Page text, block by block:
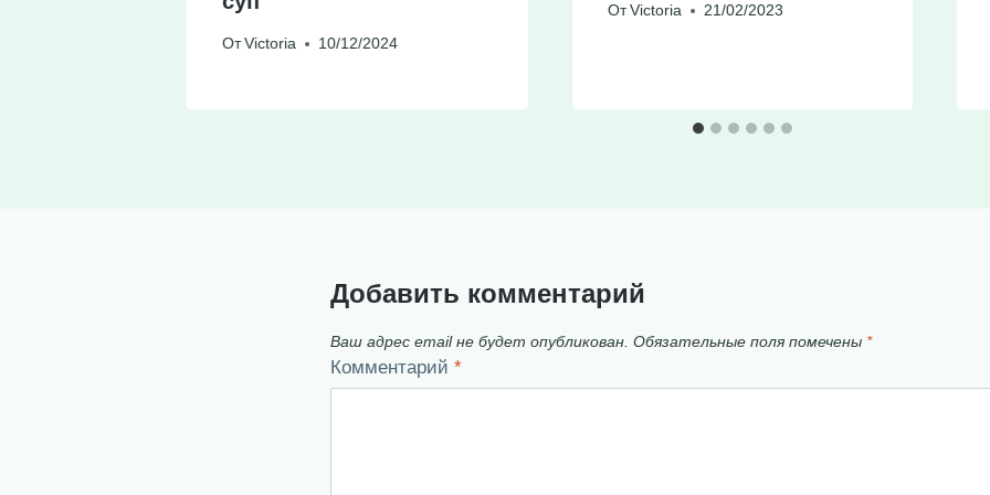
От Victoria 10/12/2024
От Victoria 21/02/2023
Добавить комментарий
Ваш адрес email не будет опубликован. Обязательные поля помечены *
Комментарий *